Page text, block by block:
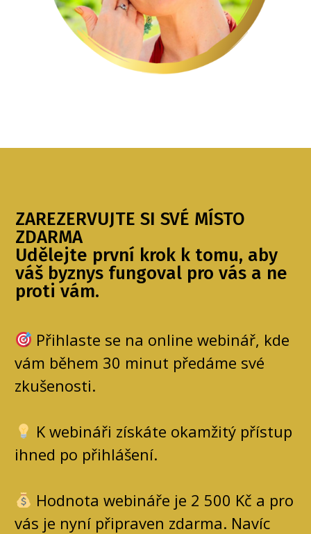
ZAREZERVUJTE SI SVÉ MÍSTO
ZDARMA
Udělejte první krok k tomu, aby
váš byznys fungoval pro vás a ne
proti vám.
Přihlaste se na online webinář, kde
vám během 30 minut předáme své
zkušenosti.
K webináři získáte okamžitý přístup
ihned po přihlášení.
Hodnota webináře je 2 500 Kč a pro
vás je nyní připraven zdarma. Navíc